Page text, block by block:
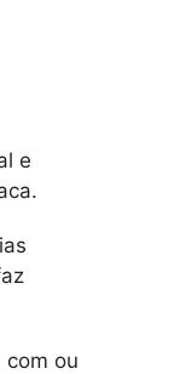
e
com ou